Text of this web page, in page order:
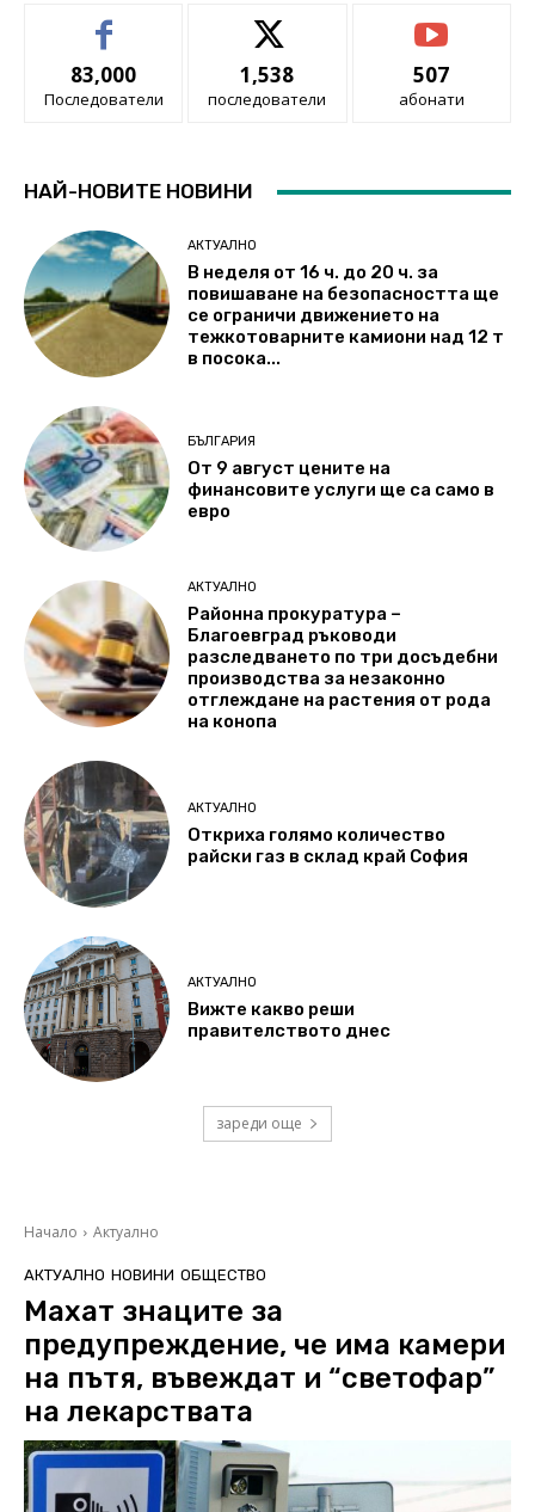
83,000
Последователи
1,538
последователи
507
абонати
НАЙ-НОВИТЕ НОВИНИ
АКТУАЛНО
В неделя от 16 ч. до 20 ч. за
повишаване на безопасността ще
се ограничи движението на
тежкотоварните камиони над 12 т
в посока...
БЪЛГАРИЯ
От 9 август цените на
финансовите услуги ще са само в
евро
АКТУАЛНО
Районна прокуратура –
Благоевград ръководи
разследването по три досъдебни
производства за незаконно
отглеждане на растения от рода
на конопа
АКТУАЛНО
Откриха голямо количество
райски газ в склад край София
АКТУАЛНО
Вижте какво реши
правителството днес
зареди още